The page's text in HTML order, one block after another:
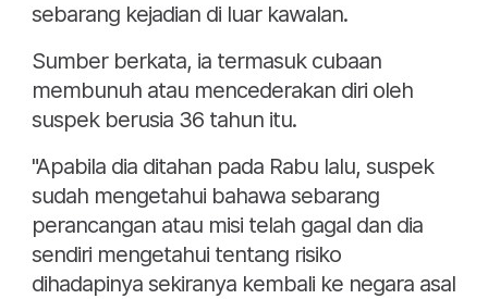
sebarang kejadian di luar kawalan.
Sumber berkata, ia termasuk cubaan
membunuh atau mencederakan diri oleh
suspek berusia 36 tahun itu.
"Apabila dia ditahan pada Rabu lalu, suspek
sudah mengetahui bahawa sebarang
perancangan atau misi telah gagal dan dia
sendiri mengetahui tentang risiko
dihadapinya sekiranya kembali ke negara asal